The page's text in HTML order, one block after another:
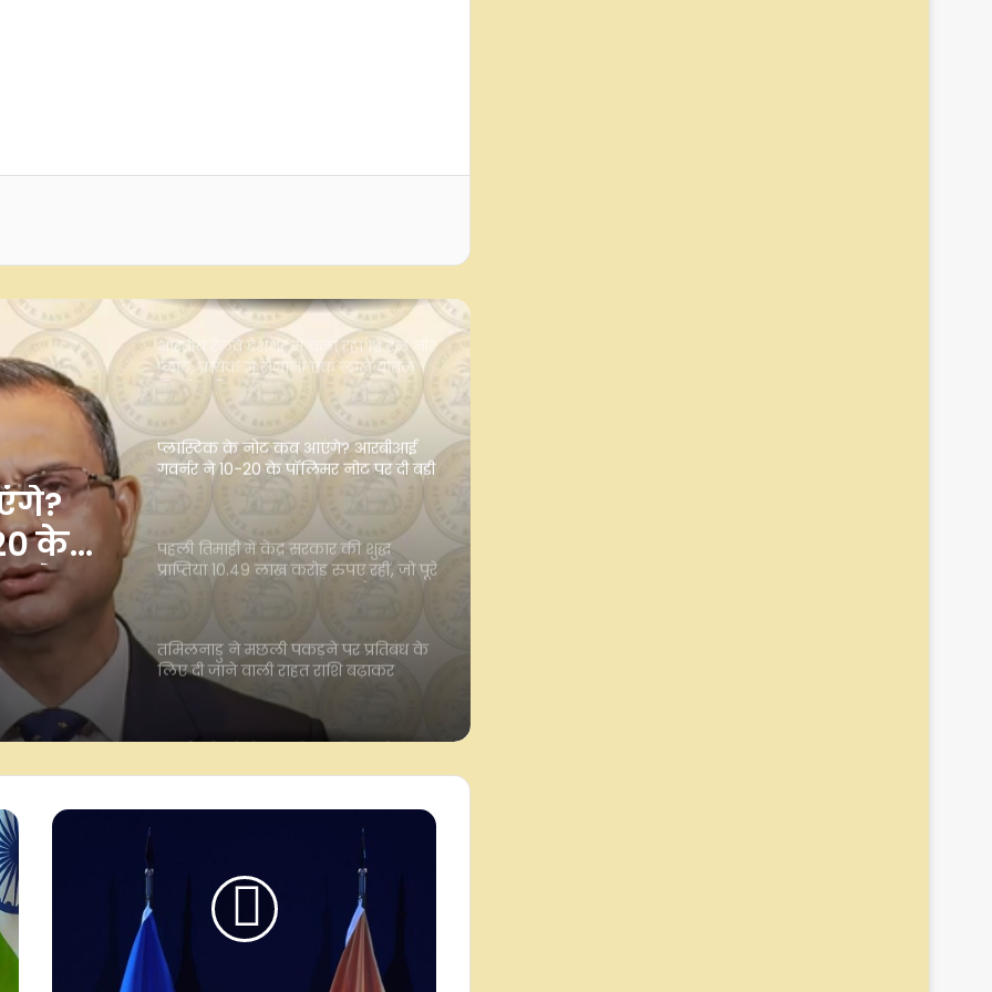
की
करोड़
प्लांट, प्रत्येक में रोजाना एक लाख बोतल
प्लास्टिक के नोट कब आएंगे? आरबीआई
गवर्नर ने 10-20 के पॉलिमर नोट पर दी बड़ी
अपडेट
पहली तिमाही में केंद्र सरकार की शुद्ध
प्राप्तियां 10.49 लाख करोड़ रुपए रहीं, जो पूरे
साल के लक्ष्य का 28.7 प्रतिशत है
तमिलनाडु ने मछली पकड़ने पर प्रतिबंध के
लिए दी जाने वाली राहत राशि बढ़ाकर
7000 रुपए की
भारतीय रेलवे ने जुलाई तक वित्त वर्ष 2027
के पूंजीगत व्यय का 39 प्रतिशत खर्च किया:
विकास-महंगाई अनुमान से अर्थव्यवस्था पर
मार्क जुकरबर्ग ने सीएसएएम, डीपफेक
कंटेंट और ऑपरेटिंग सिस्टम में एरर को
लेकर भारत सरकार से मांगी माफी
रक्षाबंधन पर भाइयों तक समय पर पहुंचेंगे
पार्सल, डाक विभाग ने दिल्ली के 34